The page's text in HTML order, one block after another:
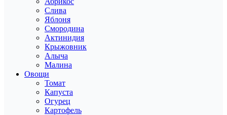
Слива
Яблоня
Смородина
Актинидия
Крыжовник
Алыча
Малина
Овощи
Томат
Капуста
Огурец
Картофель